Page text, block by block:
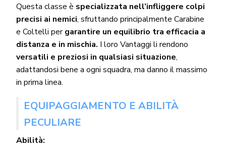
Questa classe è specializzata nell’infliggere colpi
precisi ai nemici, sfruttando principalmente Carabine
e Coltelli pergarantire un equilibrio tra efficacia a
distanza e in mischia. I loro Vantaggi li rendono
versatili e preziosi in qualsiasi situazione,
adattandosi bene a ogni squadra, ma danno il massimo
in prima linea.
EQUIPAGGIAMENTO E ABILITÀ
PECULIARE
Abilità: